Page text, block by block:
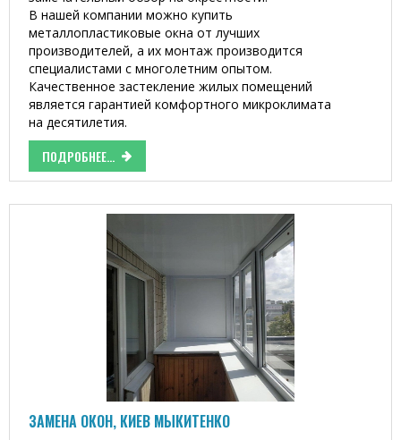
В нашей компании можно купить
металлопластиковые окна от лучших
производителей, а их монтаж производится
специалистами с многолетним опытом.
Качественное застекление жилых помещений
является гарантией комфортного микроклимата
на десятилетия.
ПОДРОБНЕЕ...
ЗАМЕНА ОКОН, КИЕВ МЫКИТЕНКО